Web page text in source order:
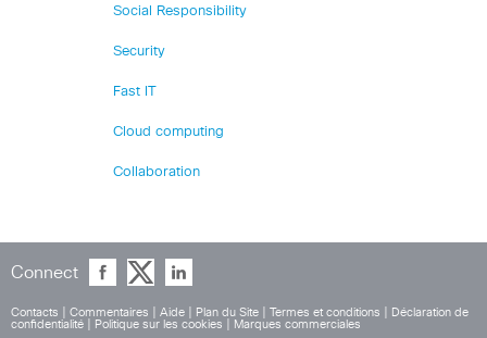
Social Responsibility
Security
Fast IT
Cloud computing
Collaboration
Connect
Contacts Commentaires Aide Plan du Site Termes et conditions
Déclaration de
confidentialité
Politique sur les cookies Marques commerciales